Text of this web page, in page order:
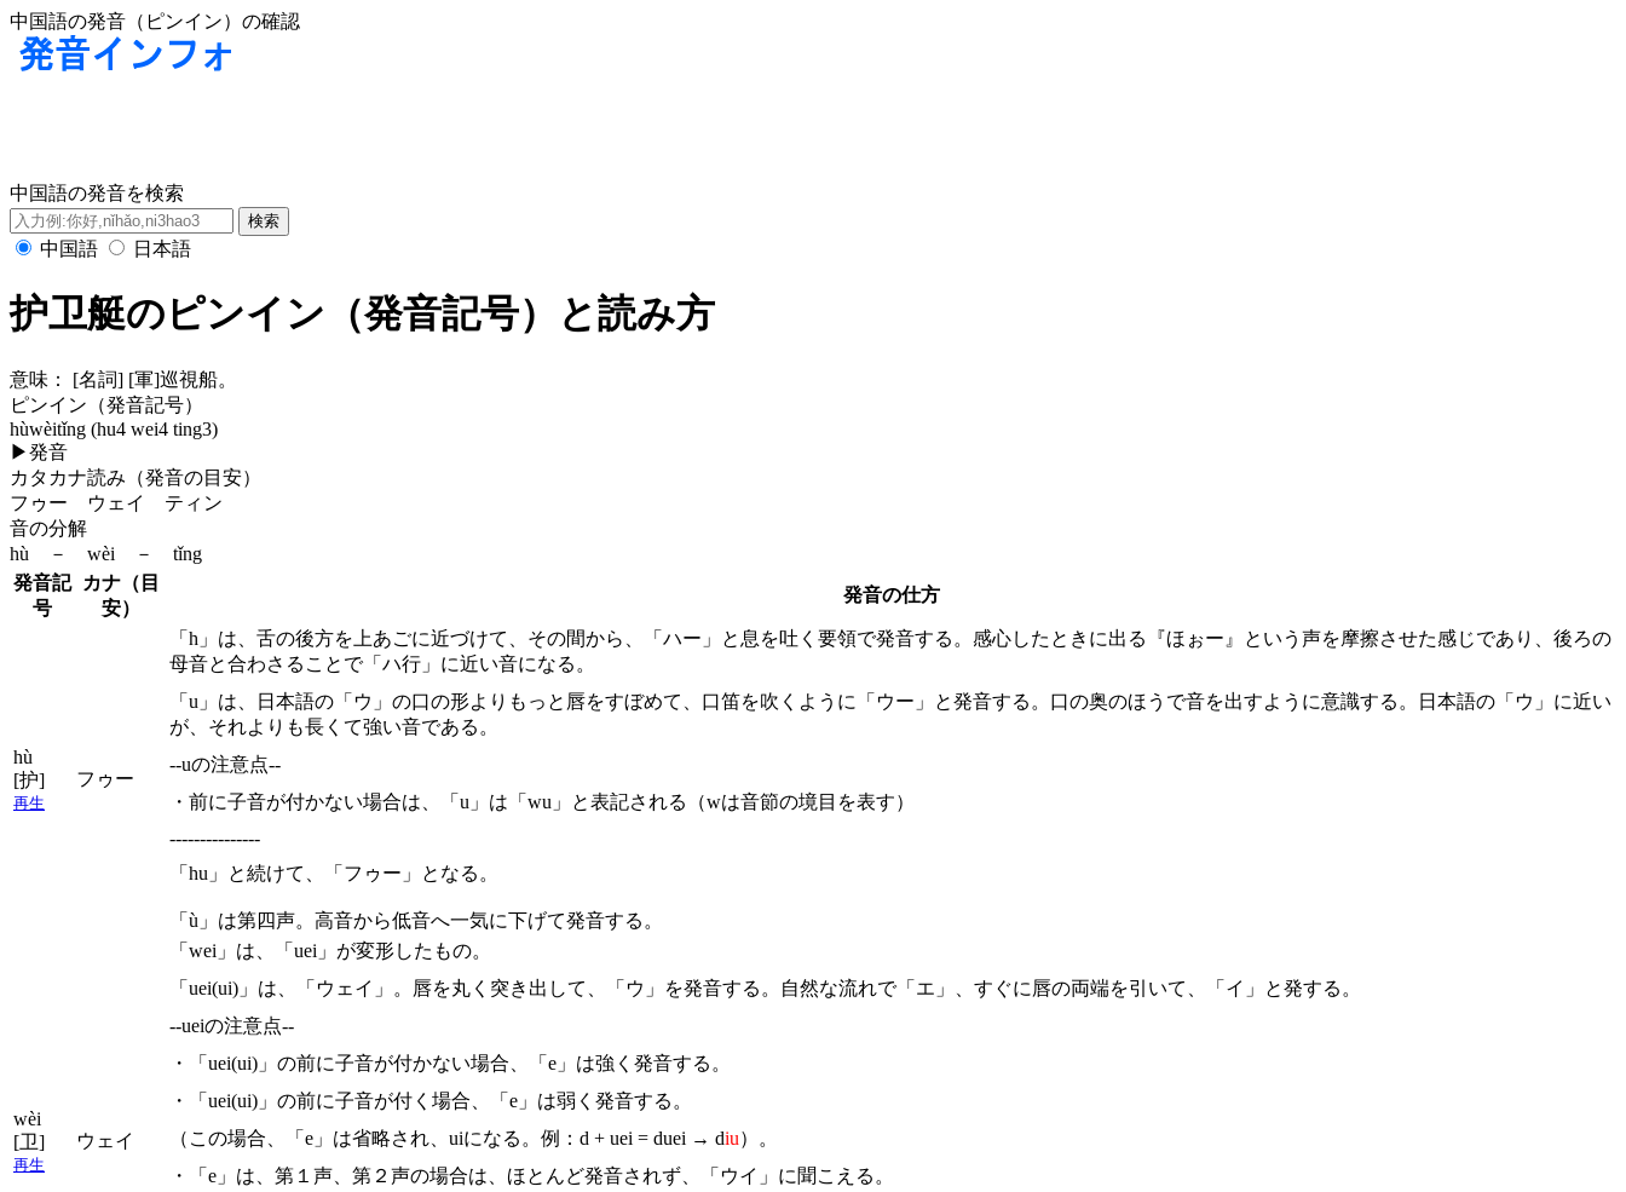
中国語の発音（ピンイン）の確認
中国語の発音を検索
中国語 日本語
护卫艇のピンイン（発音記号）と読み方
意味：
[名詞] [軍]巡視船。
ピンイン（発音記号）
hùwèitǐng (hu4 wei4 ting3)
▶発音
カタカナ読み（発音の目安）
フゥー ウェイ ティン
音の分解
hù － wèi － tǐng
発音記
号
カナ（目
安）
発音の仕方
hù
[护]
再生
フゥー
「h」は、舌の後方を上あごに近づけて、その間から、「ハー」と息を吐く要領で発音する。感心したときに出る『ほぉー』という声を摩擦させた感じであり、後ろの
母音と合わさることで「ハ行」に近い音になる。
「u」は、日本語の「ウ」の口の形よりもっと唇をすぼめて、口笛を吹くように「ウー」と発音する。口の奥のほうで音を出すように意識する。日本語の「ウ」に近い
が、それよりも長くて強い音である。
--uの注意点--
・前に子音が付かない場合は、「u」は「wu」と表記される（wは音節の境目を表す）
---------------
「hu」と続けて、「フゥー」となる。
「ù」は第四声。高音から低音へ一気に下げて発音する。
wèi
[卫]
再生
ウェイ
「wei」は、「uei」が変形したもの。
「uei(ui)」は、「ウェイ」。唇を丸く突き出して、「ウ」を発音する。自然な流れで「エ」、すぐに唇の両端を引いて、「イ」と発する。
--ueiの注意点--
・「uei(ui)」の前に子音が付かない場合、「e」は強く発音する。
・「uei(ui)」の前に子音が付く場合、「e」は弱く発音する。
（この場合、「e」は省略され、uiになる。例：d + uei = duei → diu）。
・「e」は、第１声、第２声の場合は、ほとんど発音されず、「ウイ」に聞こえる。